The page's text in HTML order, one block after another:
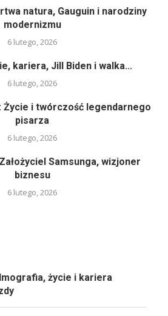
natura, Gauguin i narodziny
modernizmu
6 lutego, 2026
kariera, Jill Biden i walka...
6 lutego, 2026
Życie i twórczość legendarnego
pisarza
6 lutego, 2026
Samsunga, wizjoner
biznesu
6 lutego, 2026
życie i kariera